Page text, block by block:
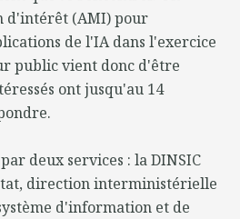
d'intérêt (AMI) pour
de l'IA dans l'exercice
public vient donc d'être
ont jusqu'au 14
deux services : la DINSIC
direction interministérielle
d'information et de